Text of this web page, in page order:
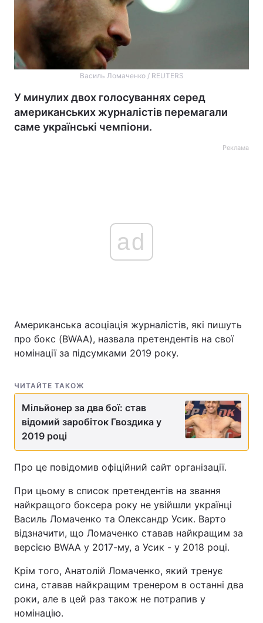
Василь Ломаченко / REUTERS
У минулих двох голосуваннях серед
американських журналістів перемагали
саме українські чемпіони.
Реклама
ad
Американська асоціація журналістів, які пишуть
про бокс (BWAA), назвала претендентів на свої
номінації за підсумками 2019 року.
ЧИТАЙТЕ ТАКОЖ
Мільйонер за два бої: став
відомий заробіток Гвоздика у
2019 році
Про це повідомив офіційний сайт організації.
При цьому в список претендентів на звання
найкращого боксера року не увійшли українці
Василь Ломаченко та Олександр Усик. Варто
відзначити, що Ломаченко ставав найкращим за
версією BWAA у 2017-му, а Усик - у 2018 році.
Крім того, Анатолій Ломаченко, який тренує
сина, ставав найкращим тренером в останні два
роки, але в цей раз також не потрапив у
номінацію.